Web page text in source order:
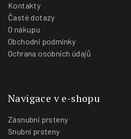
Kontakty
Časté dotazy
O nákupu
Obchodní podmínky
Ochrana osobních údajů
Navigace v e-shopu
Zásnubní prsteny
Snubní prsteny